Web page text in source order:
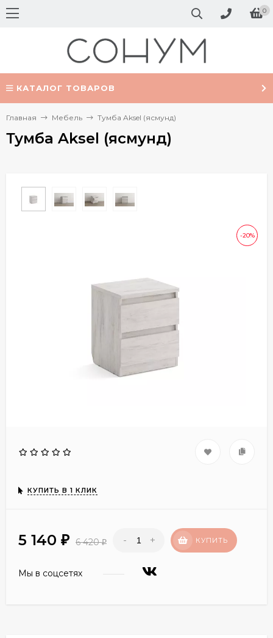
0
КАТАЛОГ ТОВАРОВ
Главная Мебель Тумба Aksel (ясмунд)
Тумба Aksel (ясмунд)
-20%
КУПИТЬ В 1 КЛИК
5 140 ₽ 6 420₽ - + КУПИТЬ
Мы в соцсетях